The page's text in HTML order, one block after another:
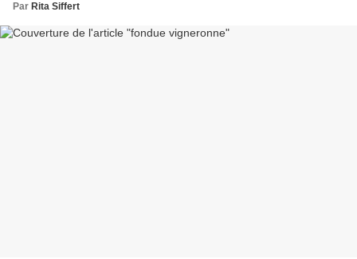
Par Rita Siffert